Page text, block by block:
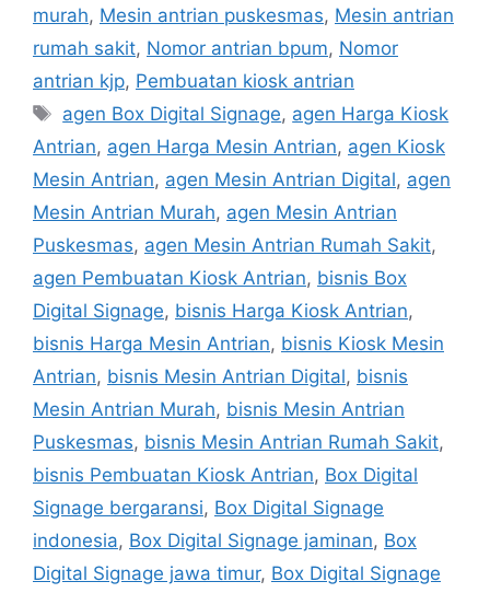
murah, Mesin antrian puskesmas, Mesin antrian
rumah sakit, Nomor antrian bpum, Nomor
antrian kjp, Pembuatan kiosk antrian
Tags
agen Box Digital Signage, agen Harga Kiosk
Antrian, agen Harga Mesin Antrian, agen Kiosk
Mesin Antrian, agen Mesin Antrian Digital, agen
Mesin Antrian Murah, agen Mesin Antrian
Puskesmas, agen Mesin Antrian Rumah Sakit,
agen Pembuatan Kiosk Antrian, bisnis Box
Digital Signage, bisnis Harga Kiosk Antrian,
bisnis Harga Mesin Antrian, bisnis Kiosk Mesin
Antrian, bisnis Mesin Antrian Digital, bisnis
Mesin Antrian Murah, bisnis Mesin Antrian
Puskesmas, bisnis Mesin Antrian Rumah Sakit,
bisnis Pembuatan Kiosk Antrian, Box Digital
Signage bergaransi, Box Digital Signage
indonesia, Box Digital Signage jaminan, Box
Digital Signage jawa timur, Box Digital Signage